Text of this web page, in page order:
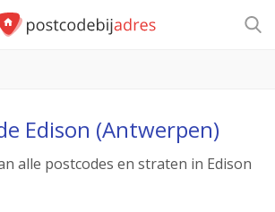
Edison (Antwerpen)
alle postcodes en straten in Edison